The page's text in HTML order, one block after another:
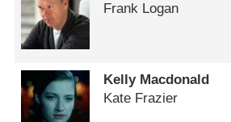
Frank Logan
Kelly Macdonald
Kate Frazier